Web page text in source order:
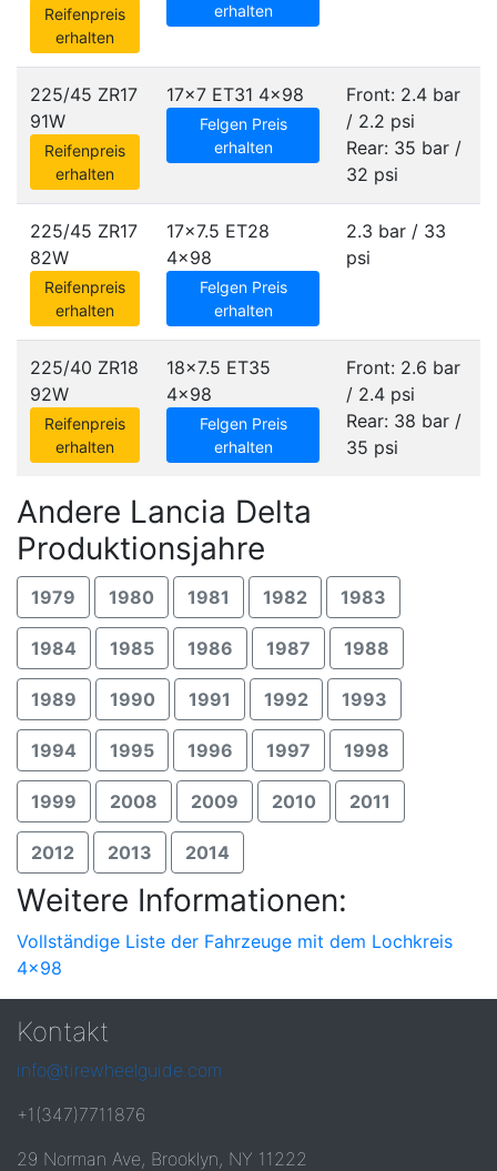
Reifenpreis
erhalten
erhalten
225/45 ZR17
91W
Reifenpreis
erhalten
17x7 ET31 4x98
Felgen Preis
erhalten
Front: 2.4 bar
/ 2.2 psi
Rear: 35 bar /
32 psi
225/45 ZR17
82W
Reifenpreis
erhalten
17x7.5 ET28
4x98
Felgen Preis
erhalten
2.3 bar / 33
psi
225/40 ZR18
92W
Reifenpreis
erhalten
18x7.5 ET35
4x98
Felgen Preis
erhalten
Front: 2.6 bar
/ 2.4 psi
Rear: 38 bar /
35 psi
Andere Lancia Delta
Produktionsjahre
1979 1980 1981 1982 1983
1984 1985 1986 1987 1988
1989 1990 1991 1992 1993
1994 1995 1996 1997 1998
1999 2008 2009 2010 2011
2012 2013 2014
Weitere Informationen:
Vollständige Liste der Fahrzeuge mit dem Lochkreis
4x98
Kontakt
info@tirewheelguide.com
+1(347)7711876
29 Norman Ave, Brooklyn, NY 11222